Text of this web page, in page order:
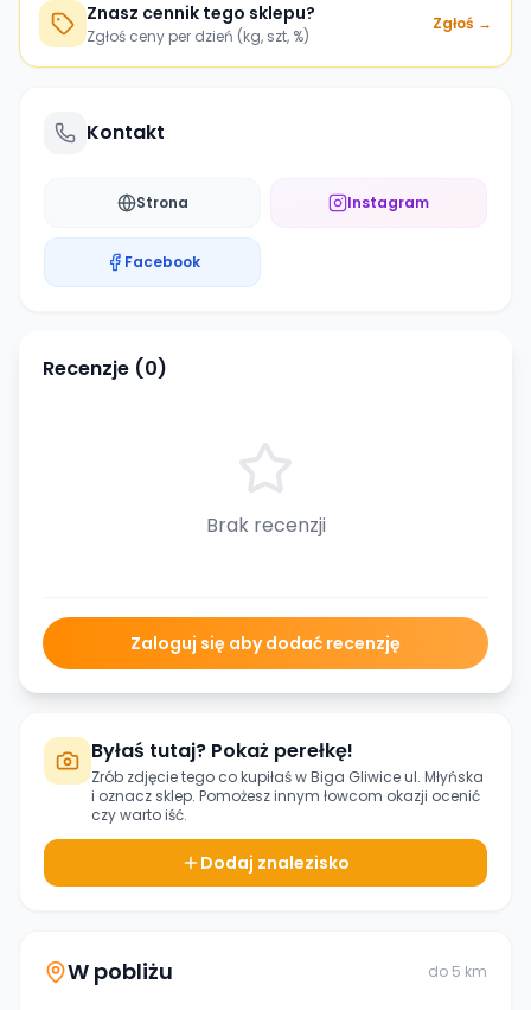
Znasz cennik tego sklepu?
Zgłoś ceny per dzień (kg, szt, %)
Zgłoś →
Kontakt
Strona Instagram
Facebook
Recenzje (0)
Brak recenzji
Zaloguj się aby dodać recenzję
Byłaś tutaj? Pokaż perełkę!
Zrób zdjęcie tego co kupiłaś wBiga Gliwice ul. Młyńska
i oznacz sklep. Pomożesz innym łowcom okazji ocenić
czy warto iść.
Dodaj znalezisko
W pobliżu do 5 km